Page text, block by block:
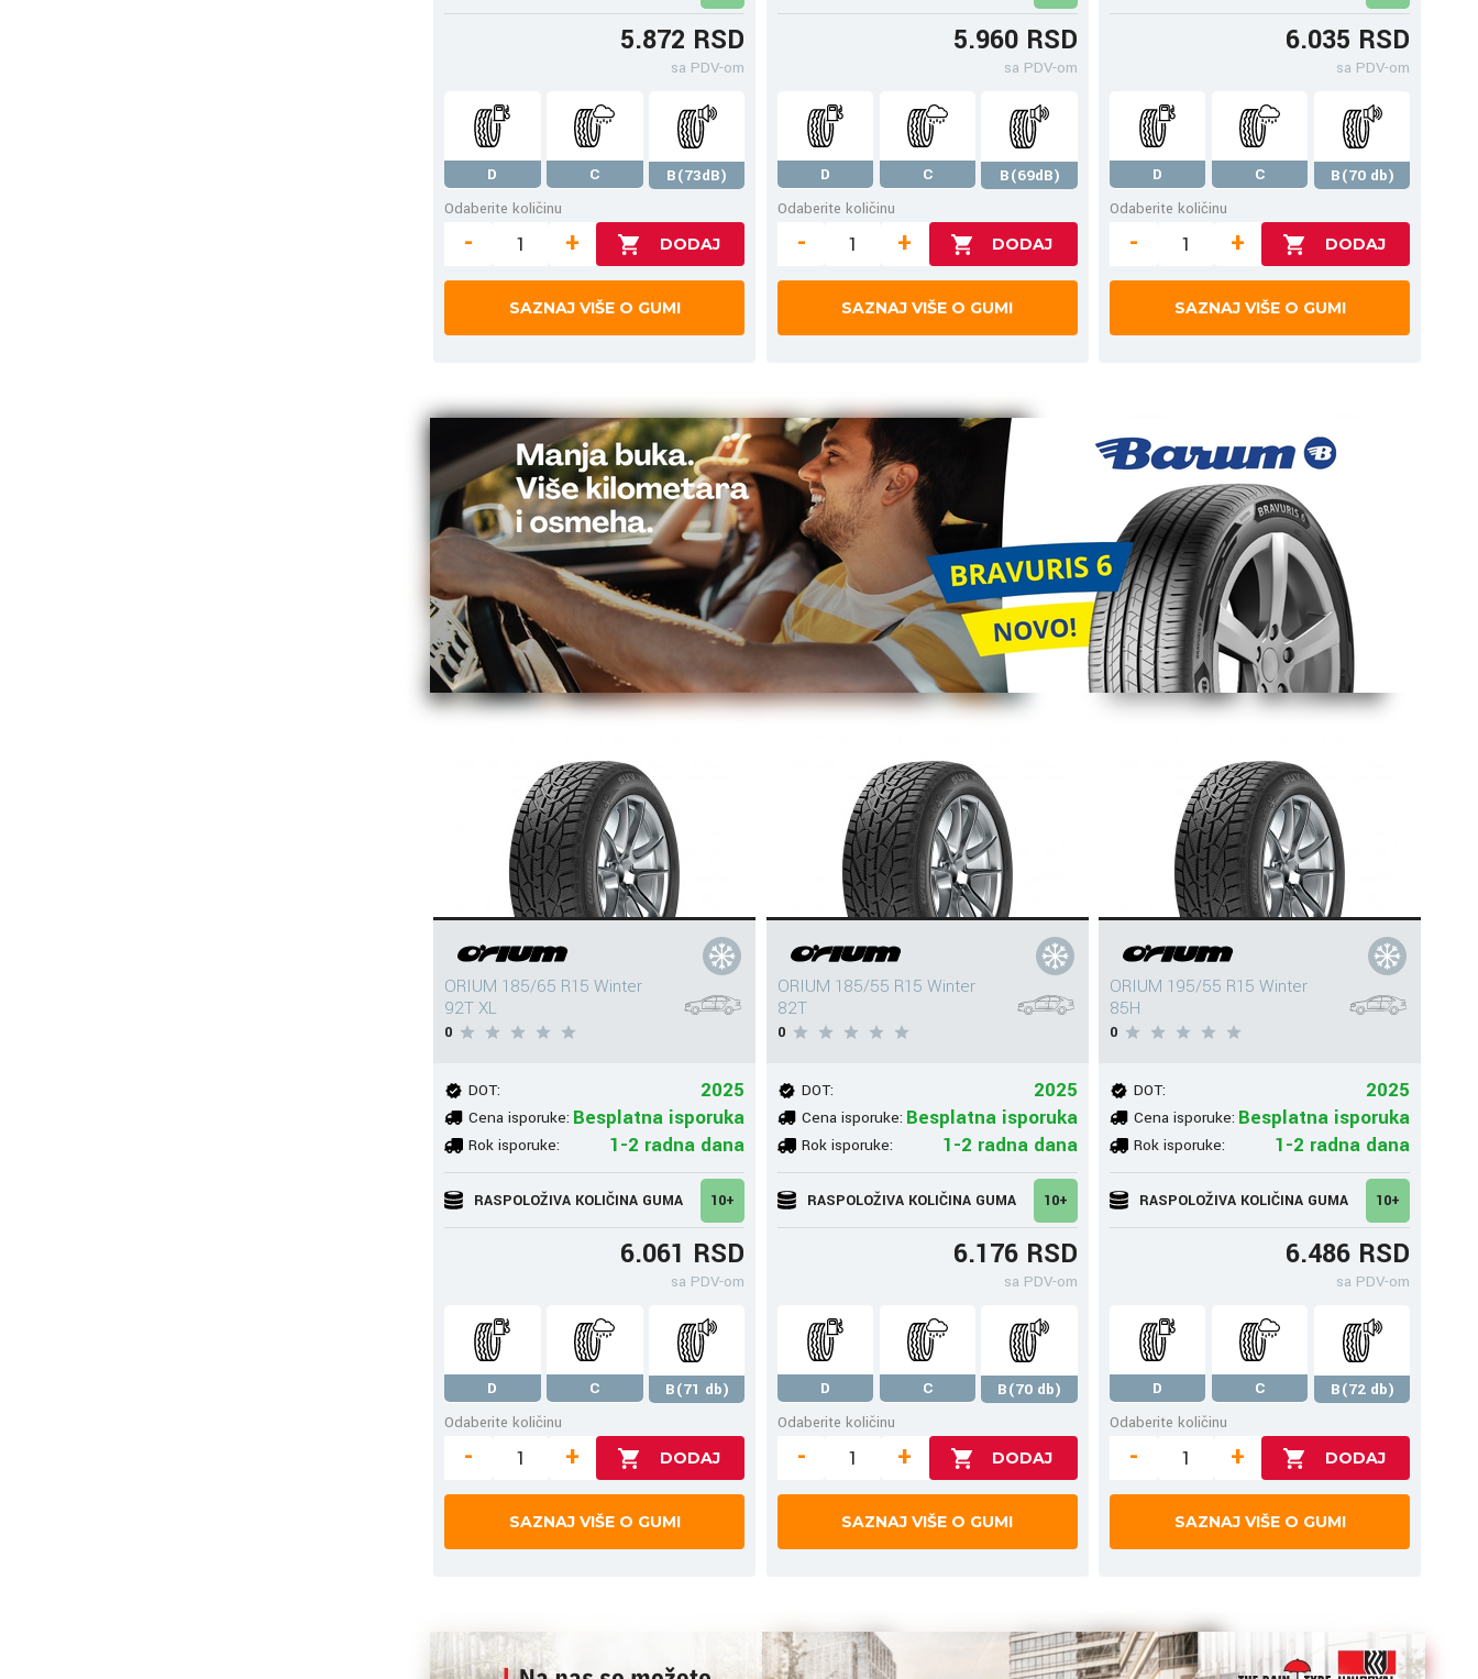
5.872 RSD
sa PDV-om
D C
B(73dB)
Odaberite količinu
- +
SAZNAJ VIŠE O GUMI
5.960 RSD
sa PDV-om
D C
B(69dB)
Odaberite količinu
- +
SAZNAJ VIŠE O GUMI
6.035 RSD
sa PDV-om
D C
B(70 db)
Odaberite količinu
- +
SAZNAJ VIŠE O GUMI
ORIUM 185/65 R15 Winter
92T XL
0
DOT: 2025
Cena isporuke: Besplatna isporuka
Rok isporuke: 1-2 radna dana
RASPOLOŽIVA KOLIČINA GUMA 10+
6.061 RSD
sa PDV-om
D C
B(71 db)
Odaberite količinu
- +
SAZNAJ VIŠE O GUMI
ORIUM 185/55 R15 Winter
82T
0
DOT: 2025
Cena isporuke: Besplatna isporuka
Rok isporuke: 1-2 radna dana
RASPOLOŽIVA KOLIČINA GUMA 10+
6.176 RSD
sa PDV-om
D C
B(70 db)
Odaberite količinu
- +
SAZNAJ VIŠE O GUMI
ORIUM 195/55 R15 Winter
85H
0
DOT: 2025
Cena isporuke: Besplatna isporuka
Rok isporuke: 1-2 radna dana
RASPOLOŽIVA KOLIČINA GUMA 10+
6.486 RSD
sa PDV-om
D C
B(72 db)
Odaberite količinu
- +
SAZNAJ VIŠE O GUMI